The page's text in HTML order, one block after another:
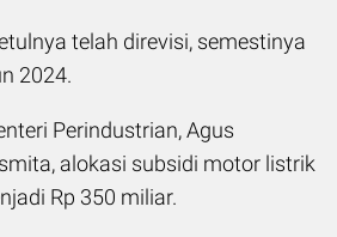
telah direvisi, semestinya
2024.
Perindustrian, Agus
alokasi subsidi motor listrik
Rp 350 miliar.